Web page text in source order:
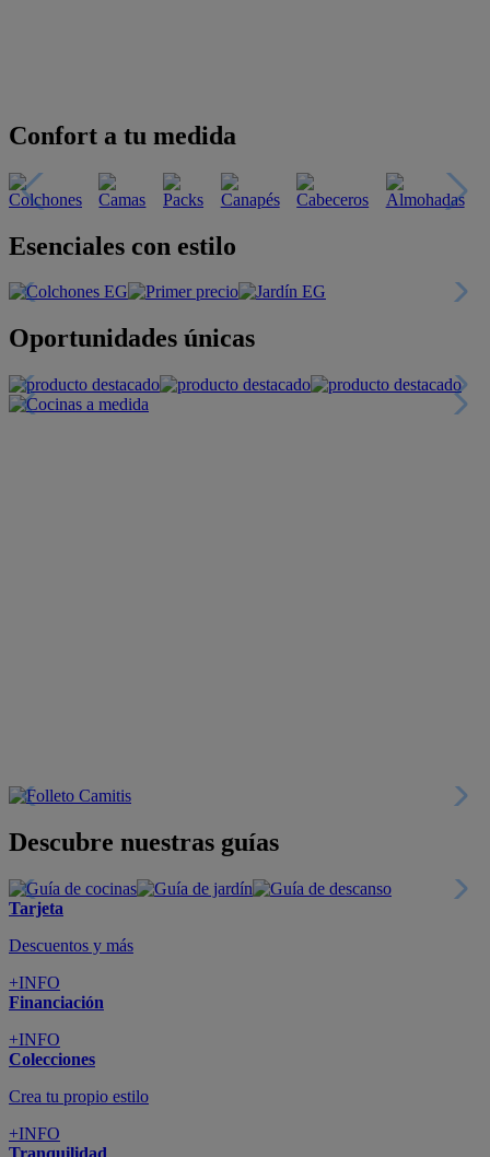
Crea tu propio estilo
Tranquilidad
6 años de Garantía Plus
+INFO
Catálogos
Miles de productos
+INFO
Por teléfono
Llámanos y compra
+INFO
Nueva app